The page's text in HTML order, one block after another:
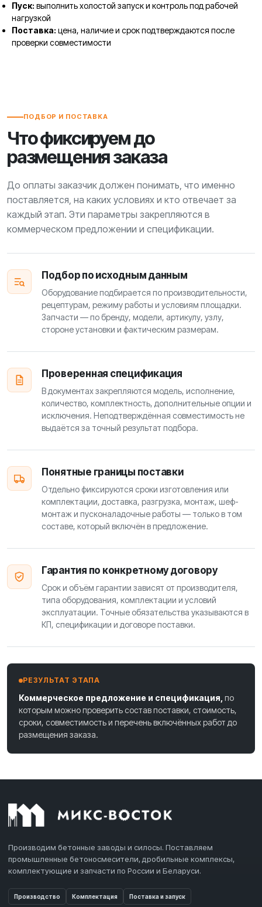
Пуск: выполнить холостой запуск и контроль под рабочей
нагрузкой
Поставка: цена, наличие и срок подтверждаются после
проверки совместимости
ПОДБОР И ПОСТАВКА
Что фиксируем до
размещения заказа
До оплаты заказчик должен понимать, что именно
поставляется, на каких условиях и кто отвечает за
каждый этап. Эти параметры закрепляются в
коммерческом предложении и спецификации.
Подбор по исходным данным
Оборудование подбирается по производительности,
рецептурам, режиму работы и условиям площадки.
Запчасти — по бренду, модели, артикулу, узлу,
стороне установки и фактическим размерам.
Проверенная спецификация
В документах закрепляются модель, исполнение,
количество, комплектность, дополнительные опции и
исключения. Неподтверждённая совместимость не
выдаётся за точный результат подбора.
Понятные границы поставки
Отдельно фиксируются сроки изготовления или
комплектации, доставка, разгрузка, монтаж, шеф-
монтаж и пусконаладочные работы — только в том
составе, который включён в предложение.
Гарантия по конкретному договору
Срок и объём гарантии зависят от производителя,
типа оборудования, комплектации и условий
эксплуатации. Точные обязательства указываются в
КП, спецификации и договоре поставки.
РЕЗУЛЬТАТ ЭТАПА
Коммерческое предложение и спецификация, по
которым можно проверить состав поставки, стоимость,
сроки, совместимость и перечень включённых работ до
размещения заказа.
Производим бетонные заводы и силосы. Поставляем
промышленные бетоносмесители, дробильные комплексы,
комплектующие и запчасти по России и Беларуси.
Производство Комплектация Поставка и запуск